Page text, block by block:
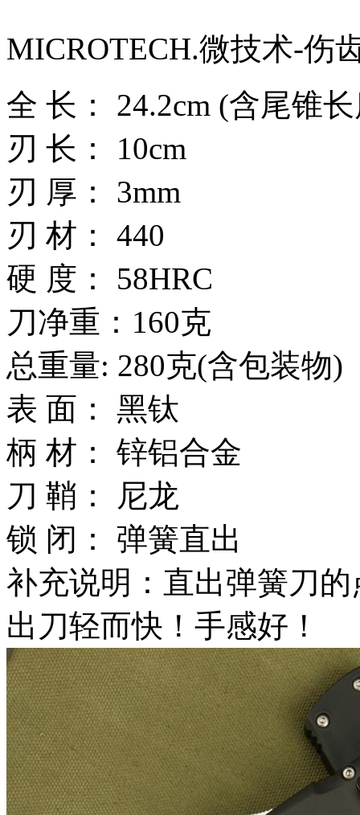
MICROTECH.微技术-伤
全 长： 24.2cm (含尾锥
刃 长： 10cm
刃 厚： 3mm
刃 材： 440
硬 度： 58HRC
刀净重：160克
总重量: 280克(含包装物)
表 面： 黑钛
柄 材： 锌铝合金
刀 鞘： 尼龙
锁 闭： 弹簧直出
补充说明：直出弹簧刀
出刀轻而快！手感好！